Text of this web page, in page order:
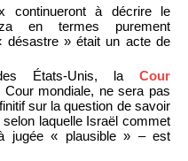
continueront à décrire le
en termes purement
désastre » était un acte de
États-Unis, la Cour
Cour mondiale, ne sera pas
sur la question de savoir
laquelle Israël commet
jugée « plausible » – est